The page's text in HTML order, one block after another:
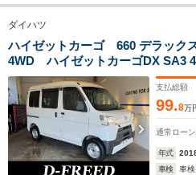
ダイハツ
ハイゼットカーゴ 660 デラック
4WD ハイゼットカーゴDX SA3
ー ハイルーフ 軽バン 軽貨物
支払総額
99.8万
通常ローン
年式
車検
車